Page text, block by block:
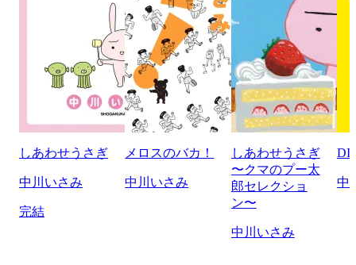
しあわせうさぎ
中川いさみ
完結
メロスのバカ！
中川いさみ
しあわせうさぎ
〜クマのプー太
郎セレクショ
ン〜
中川いさみ
中